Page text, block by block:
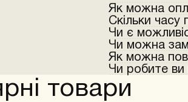
Як можна
За допомогою
не проходить з-
цього напишіть
Скільки часу
Ми оформлюємо
після
його в понеділок.
Чи є
Ви можете
Іоанна Павла II,
до 17:00.
Чи можна
Немає нічого
замовлення на
пошту
Як можна
Повернути
протягом 14
Чи робите ви
Ви можете
товари